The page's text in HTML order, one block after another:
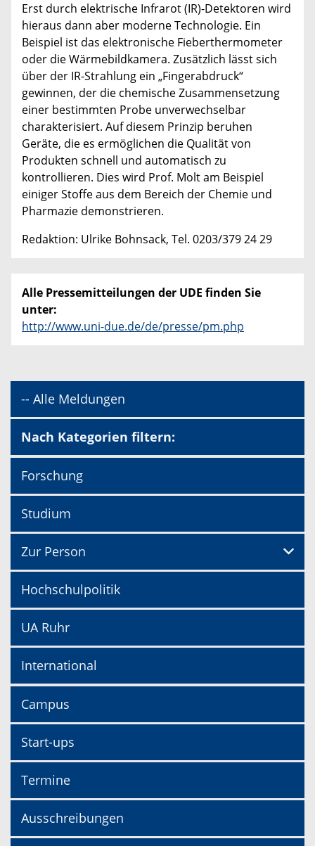
Erst durch elektrische Infrarot (IR)-Detektoren wird
hieraus dann aber moderne Technologie. Ein
Beispiel ist das elektronische Fieberthermometer
oder die Wärmebildkamera. Zusätzlich lässt sich
über der IR-Strahlung ein „Fingerabdruck“
gewinnen, der die chemische Zusammensetzung
einer bestimmten Probe unverwechselbar
charakterisiert. Auf diesem Prinzip beruhen
Geräte, die es ermöglichen die Qualität von
Produkten schnell und automatisch zu
kontrollieren. Dies wird Prof. Molt am Beispiel
einiger Stoffe aus dem Bereich der Chemie und
Pharmazie demonstrieren.
Redaktion: Ulrike Bohnsack, Tel. 0203/379 24 29
Alle Pressemitteilungen der UDE finden Sie
unter:
http://www.uni-due.de/de/presse/pm.php
-- Alle Meldungen
Nach Kategorien filtern:
Forschung
Studium
Zur Person
Hochschulpolitik
UA Ruhr
International
Campus
Start-ups
Termine
Ausschreibungen